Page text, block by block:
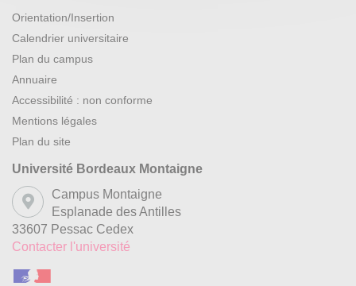
Orientation/Insertion
Calendrier universitaire
Plan du campus
Annuaire
Accessibilité : non conforme
Mentions légales
Plan du site
Université Bordeaux Montaigne
Campus Montaigne
Esplanade des Antilles
33607 Pessac Cedex
Contacter l'université